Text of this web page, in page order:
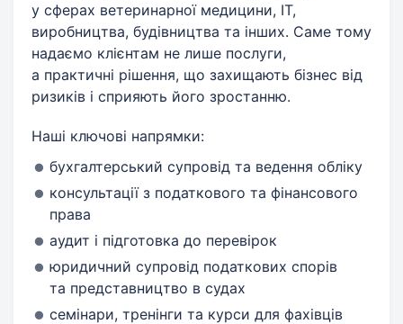
у сферах ветеринарної медицини, IT,
виробництва, будівництва та інших. Саме тому
надаємо клієнтам не лише послуги,
а практичні рішення, що захищають бізнес від
ризиків і сприяють його зростанню.
Наші ключові напрямки:
бухгалтерський супровід та ведення обліку
консультації з податкового та фінансового
права
аудит і підготовка до перевірок
юридичний супровід податкових спорів
та представництво в судах
семінари, тренінги та курси для фахівців